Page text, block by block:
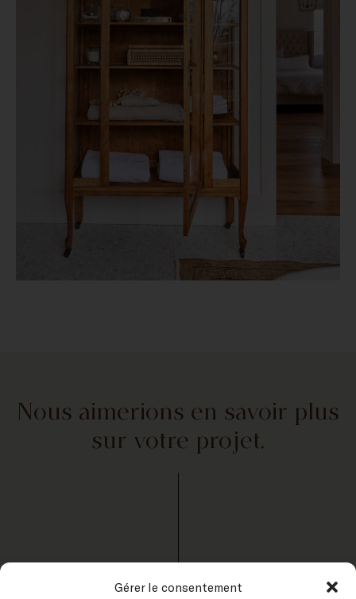
Gérer le consentement
Nous aimerions en savoir plus
sur votre projet.